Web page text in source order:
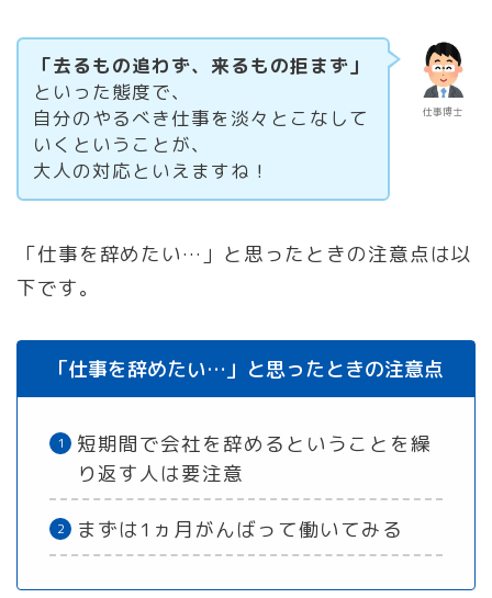
仕事博士
「去るもの追わず、来るもの拒まず」
といった態度で、
自分のやるべき仕事を淡々とこなして
いくということが、
大人の対応といえますね！
「仕事を辞めたい…」と思ったときの注意点は以
下です。
「仕事を辞めたい…」と思ったときの注意点
短期間で会社を辞めるということを繰
り返す人は要注意
まずは1ヵ月がんばって働いてみる